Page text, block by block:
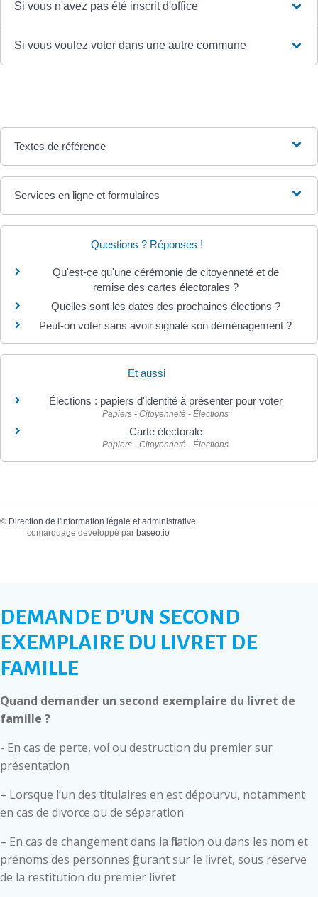
Si vous n'avez pas été inscrit d'office
Si vous voulez voter dans une autre commune
Textes de référence
Services en ligne et formulaires
Questions ? Réponses !
Qu'est-ce qu'une cérémonie de citoyenneté et de
remise des cartes électorales ?
Quelles sont les dates des prochaines élections ?
Peut-on voter sans avoir signalé son déménagement ?
Et aussi
Élections : papiers d'identité à présenter pour voter
Papiers - Citoyenneté - Élections
Carte électorale
Papiers - Citoyenneté - Élections
© Direction de l'information légale et administrative
comarquage developpé par baseo.io
DEMANDE D’UN SECOND
EXEMPLAIRE DU LIVRET DE
FAMILLE
Quand demander un second exemplaire du livret de
famille ?
- En cas de perte, vol ou destruction du premier sur
présentation
– Lorsque l’un des titulaires en est dépourvu, notamment
en cas de divorce ou de séparation
– En cas de changement dans la filiation ou dans les nom et
prénoms des personnes figurant sur le livret, sous réserve
de la restitution du premier livret